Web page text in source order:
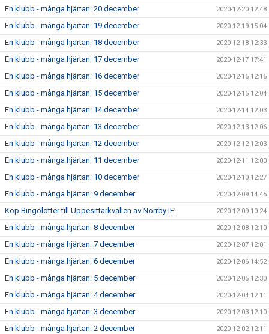
En klubb - många hjärtan: 20 december 2020-12-20 12:48
En klubb - många hjärtan: 19 december 2020-12-19 15:04
En klubb - många hjärtan: 18 december 2020-12-18 12:33
En klubb - många hjärtan: 17 december 2020-12-17 17:41
En klubb - många hjärtan: 16 december 2020-12-16 12:16
En klubb - många hjärtan: 15 december 2020-12-15 12:04
En klubb - många hjärtan: 14 december 2020-12-14 12:03
En klubb - många hjärtan: 13 december 2020-12-13 12:06
En klubb - många hjärtan: 12 december 2020-12-12 12:03
En klubb - många hjärtan: 11 december 2020-12-11 12:00
En klubb - många hjärtan: 10 december 2020-12-10 12:27
En klubb - många hjärtan: 9 december 2020-12-09 14:45
Köp Bingolotter till Uppesittarkvällen av Norrby IF! 2020-12-09 10:24
En klubb - många hjärtan: 8 december 2020-12-08 12:10
En klubb - många hjärtan: 7 december 2020-12-07 12:01
En klubb - många hjärtan: 6 december 2020-12-06 14:52
En klubb - många hjärtan: 5 december 2020-12-05 12:30
En klubb - många hjärtan: 4 december 2020-12-04 12:11
En klubb - många hjärtan: 3 december 2020-12-03 12:10
En klubb - många hjärtan: 2 december 2020-12-02 12:11